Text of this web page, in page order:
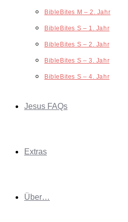
BibleBites M – 2. Jahr
BibleBites S – 1. Jahr
BibleBites S – 2. Jahr
BibleBites S – 3. Jahr
BibleBites S – 4. Jahr
Jesus FAQs
Extras
Über…